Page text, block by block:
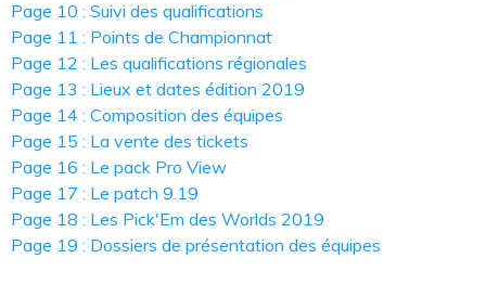
Page 10 : Suivi des qualifications
Page 11 : Points de Championnat
Page 12 : Les qualifications régionales
Page 13 : Lieux et dates édition 2019
Page 14 : Composition des équipes
Page 15 : La vente des tickets
Page 16 : Le pack Pro View
Page 17 : Le patch 9.19
Page 18 : Les Pick'Em des Worlds 2019
Page 19 : Dossiers de présentation des équipes